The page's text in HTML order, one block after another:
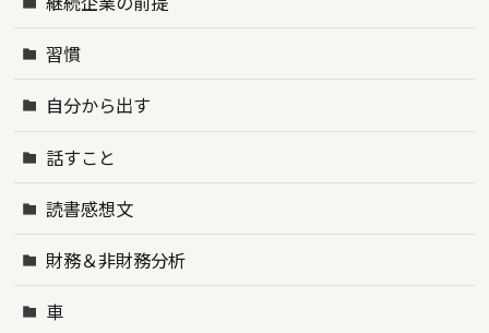
習慣
自分から出す
話すこと
読書感想文
財務＆非財務分析
車